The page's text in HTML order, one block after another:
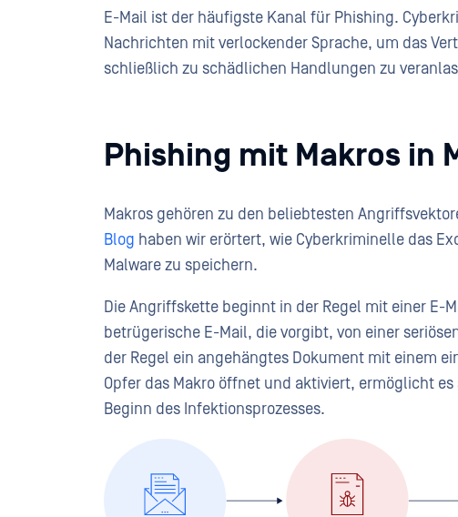
E-Mail ist der häufigste Kanal für Phishing.
Nachrichten mit verlockender Sprache, um das
schließlich zu schädlichen Handlungen zu
Phishing mit Makros in
Makros gehören zu den beliebtesten
Blog haben wir erörtert, wie Cyberkriminelle das
Malware zu speichern.
Die Angriffskette beginnt in der Regel mit einer E-
betrügerische E-Mail, die vorgibt, von einer
der Regel ein angehängtes Dokument mit einem
Opfer das Makro öffnet und aktiviert, ermöglicht
Beginn des Infektionsprozesses.